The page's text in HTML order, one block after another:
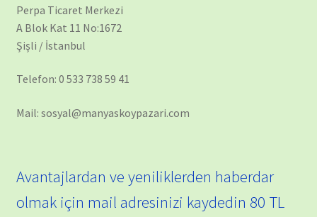
Perpa Ticaret Merkezi
A Blok Kat 11 No:1672
Şişli / İstanbul
Telefon: 0 533 738 59 41
Mail: sosyal@manyaskoypazari.com
Avantajlardan ve yeniliklerden haberdar
olmak için mail adresinizi kaydedin 80 TL